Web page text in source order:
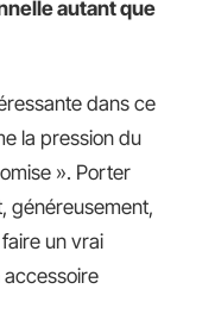
autant que
dans ce
la pression du
». Porter
généreusement,
un vrai
accessoire